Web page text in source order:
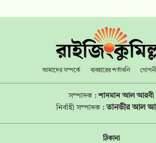
আমাদের সম্পর্কে ব্যবহারের শর্তাবলি
সম্পাদক :শাদমান আল আরবী
নির্বাহী সম্পাদক : তানভীর আল
ঠিকানা